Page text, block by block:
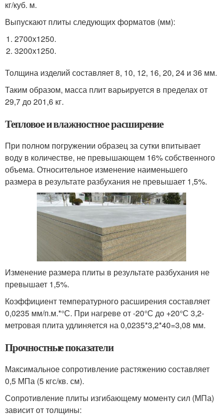
кг/куб. м.
Выпускают плиты следующих форматов (мм):
2700х1250.
3200х1250.
Толщина изделий составляет 8, 10, 12, 16, 20, 24 и 36 мм.
Таким образом, масса плит варьируется в пределах от
29,7 до 201,6 кг.
Тепловое и влажностное расширение
При полном погружении образец за сутки впитывает
воду в количестве, не превышающем 16% собственного
объема. Относительное изменение наименьшего
размера в результате разбухания не превышает 1,5%.
Изменение размера плиты в результате разбухания не
превышает 1,5%.
Коэффициент температурного расширения составляет
0,0235 мм/п.м.*°С. При нагреве от -20°С до +20°С 3,2-
метровая плита удлиняется на 0,0235*3,2*40=3,08 мм.
Прочностные показатели
Максимальное сопротивление растяжению составляет
0,5 МПа (5 кгс/кв. см).
Сопротивление плиты изгибающему моменту сил (МПа)
зависит от толщины: